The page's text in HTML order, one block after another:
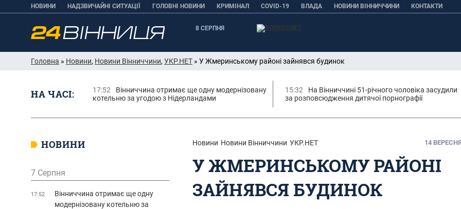
НОВИНИ НАДЗВИЧАЙНІ СИТУАЦІЇ ГОЛОВНІ НОВИНИ КРИМІНАЛ COVID-19 ВЛАДА НОВИНИ ВІННИЧЧИНИ КОНТАКТИ
8 СЕРПНЯ
Головна » Новини, Новини Вінниччини, УКР.НЕТ » У Жмеринському районі зайнявся будинок
НА ЧАСІ: 17:52
Вінниччина отримає ще одну модернізовану
котельню за угодою з Нідерландами
15:32
На Вінниччині 51-річного чоловіка засудили
за розповсюдження дитячої порнографії
Новини Новини Вінниччини УКР.НЕТ 14
У ЖМЕРИНСЬКОМУ РАЙОНІ
ЗАЙНЯВСЯ БУДИНОК
НОВИНИ
7 Серпня
17:52
Вінниччина отримає ще одну
модернізовану котельню за